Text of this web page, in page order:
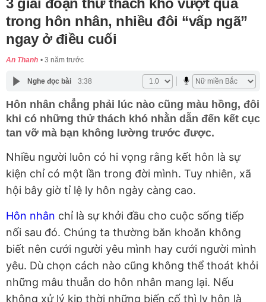
3 giai đoạn thử thách khó vượt qua
trong hôn nhân, nhiều đôi “vấp ngã”
ngay ở điều cuối
An Thanh 3 năm trước
Nghe đọc bài 3:38
Hôn nhân chẳng phải lúc nào cũng màu hồng, đôi
khi có những thử thách khó nhằn dẫn đến kết cục
tan vỡ mà bạn không lường trước được.
Nhiều người luôn có hi vọng rằng kết hôn là sự
kiện chỉ có một lần trong đời mình. Tuy nhiên, xã
hội bây giờ tỉ lệ ly hôn ngày càng cao.
Hôn nhân chỉ là sự khởi đầu cho cuộc sống tiếp
nối sau đó. Chúng ta thường băn khoăn không
biết nên cưới người yêu mình hay cưới người mình
yêu. Dù chọn cách nào cũng không thể thoát khỏi
những mâu thuẫn do hôn nhân mang lại. Nếu
không xử lý kịp thời những biến cố thì ly hôn là